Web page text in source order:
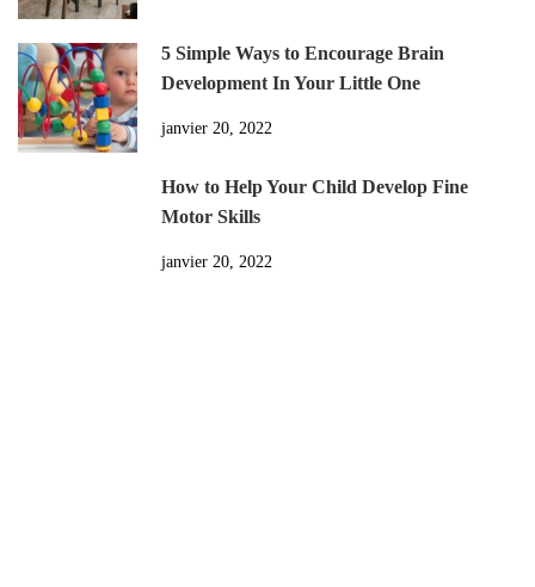
5 Simple Ways to Encourage Brain
Development In Your Little One
janvier 20, 2022
How to Help Your Child Develop Fine
Motor Skills
janvier 20, 2022